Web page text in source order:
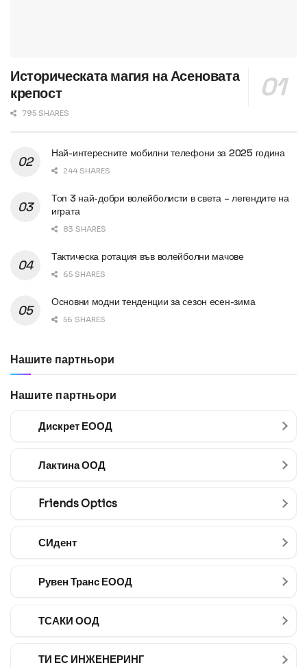
Историческата магия на Асеновата
крепост
795 SHARES
Най-интересните мобилни телефони за 2025 година
244 SHARES
Топ 3 най-добри волейболисти в света – легендите на
играта
83 SHARES
Тактическа ротация във волейболни мачове
65 SHARES
Основни модни тенденции за сезон есен-зима
56 SHARES
Нашите партньори
Нашите партньори
Дискрет ЕООД
Лактина ООД
Friends Optics
СИдент
Рувен Транс ЕООД
ТСАКИ ООД
ТИ ЕС ИНЖЕНЕРИНГ